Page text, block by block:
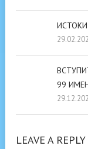
ИСТОКИ
99
LEAVE A REPLY